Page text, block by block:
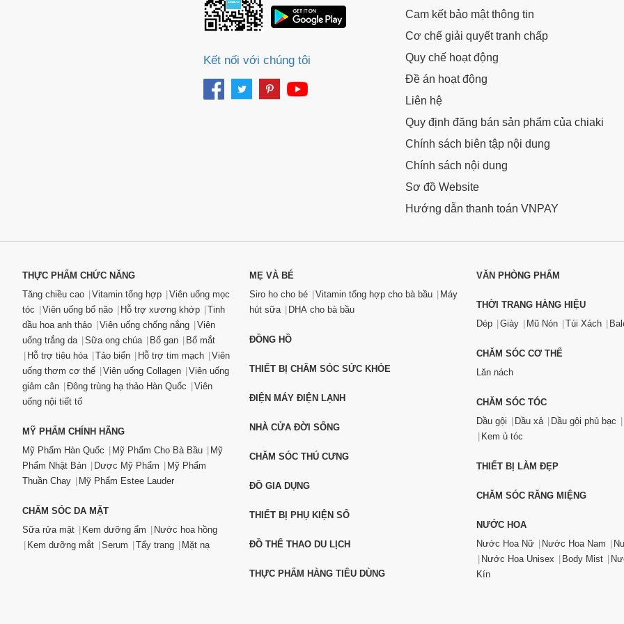
Kết nối với chúng tôi
Cam kết bảo mật thông tin
Cơ chế giải quyết tranh chấp
Quy chế hoạt động
Đề án hoạt động
Liên hệ
Quy định đăng bán sản phẩm của chiaki
Chính sách biên tập nội dung
Chính sách nội dung
Sơ đồ Website
Hướng dẫn thanh toán VNPAY
THỰC PHẨM CHỨC NĂNG
Tăng chiều cao
Vitamin tổng hợp
Viên uống mọc
tóc
Viên uống bổ não Hỗ trợ xương khớp
Tinh
dầu hoa anh thảo
Viên uống chống nắng
Viên
uống trắng da
Sữa ong chúa Bổ gan
Bổ mắt
Hỗ trợ tiêu hóa
Tảo biển Hỗ trợ tim mạch
Viên
uống thơm cơ thể
Viên uống Collagen
Viên uống
giảm cân
Đông trùng hạ thảo Hàn Quốc
Viên
uống nội tiết tố
MỸ PHẨM CHÍNH HÃNG
Mỹ Phẩm Hàn Quốc
Mỹ Phẩm Cho Bà Bầu
Mỹ
Phẩm Nhật Bản
Dược Mỹ Phẩm
Mỹ Phẩm
Thuần Chay
Mỹ Phẩm Estee Lauder
CHĂM SÓC DA MẶT
Sữa rửa mặt
Kem dưỡng ẩm
Nước hoa hồng
Kem dưỡng mắt
Serum Tẩy trang Mặt nạ
MẸ VÀ BÉ
Siro ho cho bé
Vitamin tổng hợp cho bà bầu
Máy
hút sữa
DHA cho bà bầu
ĐỒNG HỒ
THIẾT BỊ CHĂM SÓC SỨC KHỎE
ĐIỆN MÁY ĐIỆN LẠNH
NHÀ CỬA ĐỜI SỐNG
CHĂM SÓC THÚ CƯNG
ĐỒ GIA DỤNG
THIẾT BỊ PHỤ KIỆN SỐ
ĐỒ THỂ THAO DU LỊCH
THỰC PHẨM HÀNG TIÊU DÙNG
VĂN PHÒNG PHẨM
THỜI TRANG HÀNG HIỆU
Dép
Giày Mũ Nón Túi Xách
CHĂM SÓC CƠ THỂ
Lăn nách
CHĂM SÓC TÓC
Dầu gội
Dầu xả Dầu gội phủ bạc
Kem ủ tóc
THIẾT BỊ LÀM ĐẸP
CHĂM SÓC RĂNG MIỆNG
NƯỚC HOA
Nước Hoa Nữ
Nước Hoa Nam
Nước Hoa Unisex
Body Mist
Kín